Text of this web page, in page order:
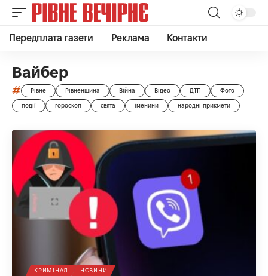
Передплата газети Реклама Контакти
Вайбер
# Рівне Рівненщина Війна Відео ДТП Фото
події гороскоп свята іменини народні прикмети
КРИМІНАЛ НОВИНИ